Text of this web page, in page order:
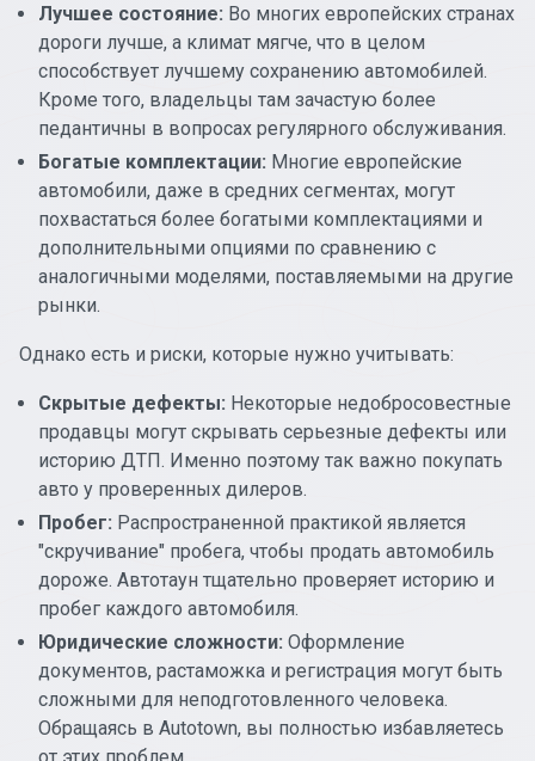
Лучшее состояние: Во многих европейских странах
дороги лучше, а климат мягче, что в целом
способствует лучшему сохранению автомобилей.
Кроме того, владельцы там зачастую более
педантичны в вопросах регулярного обслуживания.
Богатые комплектации: Многие европейские
автомобили, даже в средних сегментах, могут
похвастаться более богатыми комплектациями и
дополнительными опциями по сравнению с
аналогичными моделями, поставляемыми на другие
рынки.
Однако есть и риски, которые нужно учитывать:
Скрытые дефекты: Некоторые недобросовестные
продавцы могут скрывать серьезные дефекты или
историю ДТП. Именно поэтому так важно покупать
авто у проверенных дилеров.
Пробег: Распространенной практикой является
"скручивание" пробега, чтобы продать автомобиль
дороже. Автотаун тщательно проверяет историю и
пробег каждого автомобиля.
Юридические сложности: Оформление
документов, растаможка и регистрация могут быть
сложными для неподготовленного человека.
Обращаясь в Autotown, вы полностью избавляетесь